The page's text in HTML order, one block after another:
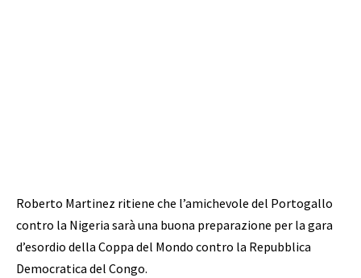
Roberto Martinez ritiene che l’amichevole del Portogallo
contro la Nigeria sarà una buona preparazione per la gara
d’esordio della Coppa del Mondo contro la Repubblica
Democratica del Congo.